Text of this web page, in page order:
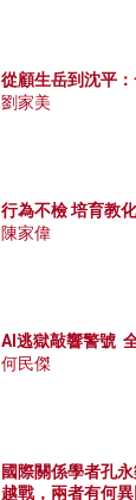
從顧生岳到沈平
劉家美
行為不檢 培育教
陳家偉
AI逃獄敲響警號
何民傑
國際關係學者孔
越戰，兩者有何